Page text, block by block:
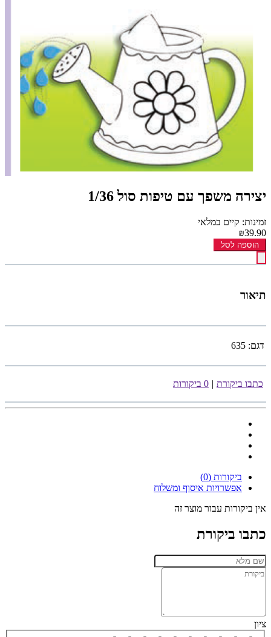
יצירה משפך עם טיפות סול 1/36
זמינות: קיים במלאי
₪39.90
הוספה לסל
תיאור
דגם: 635
כתבו ביקורת | 0 ביקורות
ביקורות (0)
אפשרויות איסוף ומשלוח
אין ביקורות עבור מוצר זה
כתבו ביקורת
ציון